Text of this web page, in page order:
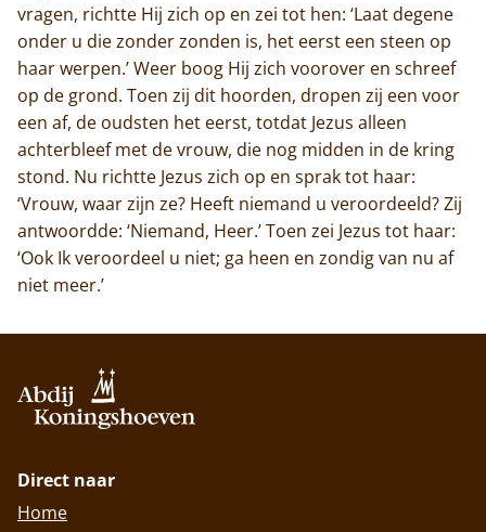
vragen, richtte Hij zich op en zei tot hen: ‘Laat degene
onder u die zonder zonden is, het eerst een steen op
haar werpen.’ Weer boog Hij zich voorover en schreef
op de grond. Toen zij dit hoorden, dropen zij een voor
een af, de oudsten het eerst, totdat Jezus alleen
achterbleef met de vrouw, die nog midden in de kring
stond. Nu richtte Jezus zich op en sprak tot haar:
‘Vrouw, waar zijn ze? Heeft niemand u veroordeeld? Zij
antwoordde: ‘Niemand, Heer.’ Toen zei Jezus tot haar:
‘Ook Ik veroordeel u niet; ga heen en zondig van nu af
niet meer.’
Direct naar
Home